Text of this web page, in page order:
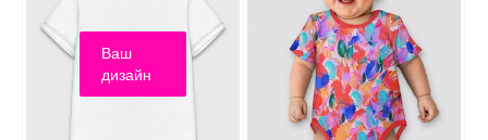
Ваш
дизайн